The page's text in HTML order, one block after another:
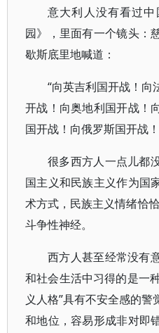
意大利人没有看过
园》，里面有一个镜头：
歇斯底里地喊道：
“向英吉利国开战！向
开战！向奥地利国开战！
国开战！向俄罗斯国开战
很多西方人一点儿都
国主义和民族主义作为国
术方式，民族主义情绪恰
斗争性神经。
西方人甚至经常没有
和社会生活中习得的是一
义人格”具有不安全感的
和地位，容易形成非对即